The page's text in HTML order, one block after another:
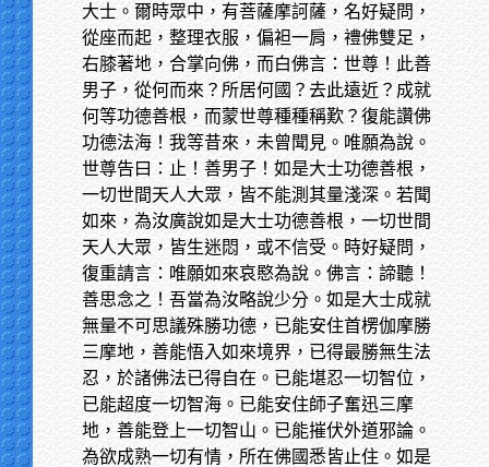
大士。爾時眾中，有菩薩摩訶薩，名好疑問，
從座而起，整理衣服，偏袒一肩，禮佛雙足，
右膝著地，合掌向佛，而白佛言：世尊！此善
男子，從何而來？所居何國？去此遠近？成就
何等功德善根，而蒙世尊種種稱歎？復能讚佛
功德法海！我等昔來，未曾聞見。唯願為說。
世尊告曰：止！善男子！如是大士功德善根，
一切世間天人大眾，皆不能測其量淺深。若聞
如來，為汝廣說如是大士功德善根，一切世間
天人大眾，皆生迷悶，或不信受。時好疑問，
復重請言：唯願如來哀愍為說。佛言：諦聽！
善思念之！吾當為汝略說少分。如是大士成就
無量不可思議殊勝功德，已能安住首楞伽摩勝
三摩地，善能悟入如來境界，已得最勝無生法
忍，於諸佛法已得自在。已能堪忍一切智位，
已能超度一切智海。已能安住師子奮迅三摩
地，善能登上一切智山。已能摧伏外道邪論。
為欲成熟一切有情，所在佛國悉皆止住。如是